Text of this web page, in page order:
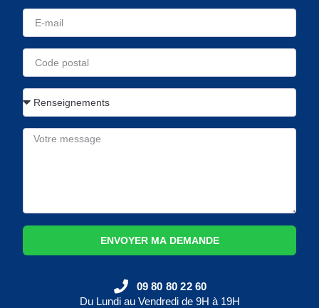
ENVOYER MA DEMANDE
09 80 80 22 60
Du Lundi au Vendredi de 9H à 19H